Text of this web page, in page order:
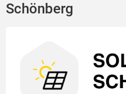
Schönberg